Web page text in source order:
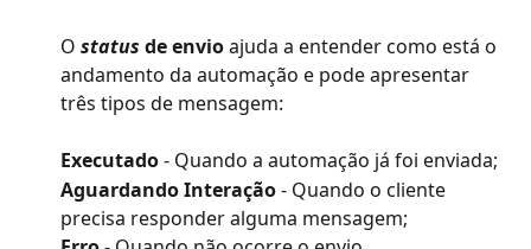
O status de envioajuda a entender como está o
andamento da automação e pode apresentar
três tipos de mensagem:
Executado - Quando a automação já foi enviada;
Aguardando Interação - Quando o cliente
precisa responder alguma mensagem;